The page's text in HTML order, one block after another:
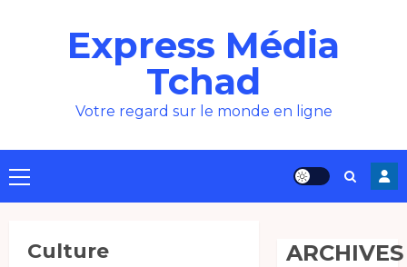
Express Média
Tchad
Votre regard sur le monde en ligne
Menu
principal
Culture ARCHIVES